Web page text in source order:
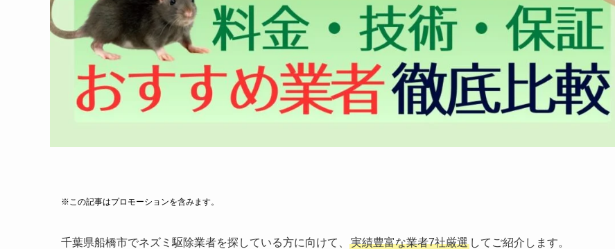
※この記事はプロモーションを含みます。
千葉県船橋市でネズミ駆除業者を探している方に向けて、 実績豊富な業者7社厳選 してご紹介します。